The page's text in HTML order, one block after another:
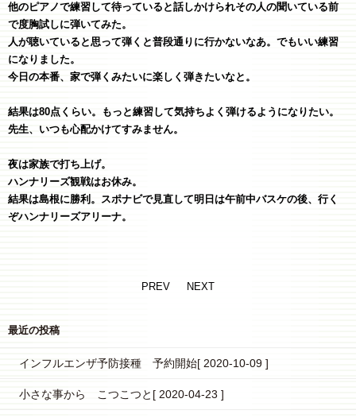
他のピアノで練習して待っていると話しかけられその人の聞いている前
で度胸試しに弾いてみた。
人が聴いていると思って弾くと普段通りに行かないなあ。でもいい練習
になりました。
今日の本番、家で弾くみたいに楽しく弾きたいなと。
結果は80点くらい。もっと練習して気持ちよく弾けるようになりたい。
先生、いつも心配かけてすみません。
夜は家族で打ち上げ。
ハンナリーズ観戦はお休み。
結果は島根に勝利。スポナビで見直して明日は午前中バスケの後、行く
ぞハンナリーズアリーナ。
PREV NEXT
最近の投稿
インフルエンザ予防接種 予約開始[ 2020-10-09 ]
小さな事から こつこつと [ 2020-04-23 ]